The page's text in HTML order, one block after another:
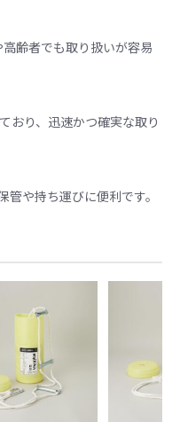
齢者でも取り扱いが容易
おり、迅速かつ確実な取り
や持ち運びに便利です。